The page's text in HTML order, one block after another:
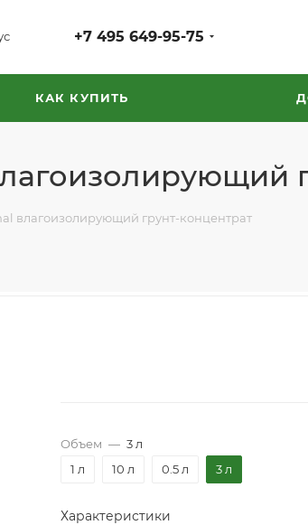
+7 495 649-95-75
КАК КУПИТЬ
влагоизолирующий грунт-концентрат
Объем — 3 л
1 л
10 л 0.5 л 3 л
Характеристики